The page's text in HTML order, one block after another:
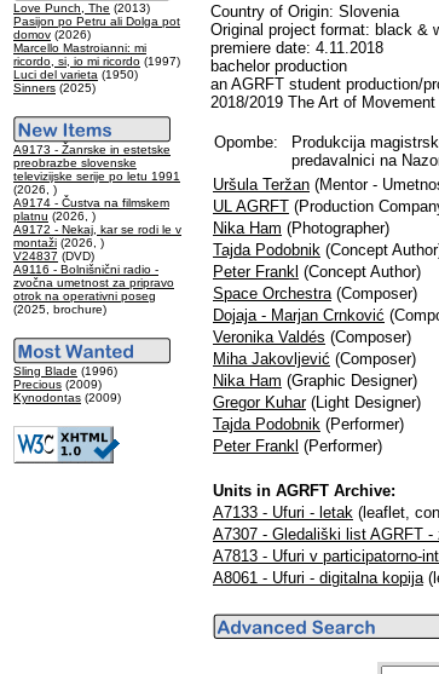
Love Punch, The (2013)
Pasijon po Petru ali Dolga pot
domov (2026)
Marcello Mastroianni: mi
ricordo, si, io mi ricordo (1997)
Luci del varieta (1950)
Sinners (2025)
A9173 - Žanrske in estetske
preobrazbe slovenske
televizijske serije po letu 1991
(2026, )
A9174 - Čustva na filmskem
platnu (2026, )
A9172 - Nekaj, kar se rodi le v
montaži (2026, )
V24837 (DVD)
A9116 - Bolnišnični radio -
zvočna umetnost za pripravo
otrok na operativni poseg
(2025, brochure)
Sling Blade (1996)
Precious (2009)
Kynodontas (2009)
Country of Origin: Slovenia
Original project format: black &
premiere date: 4.11.2018
bachelor production
an AGRFT student production/
2018/2019 The Art of
Opombe:
Produkcija
predavalnici na
Uršula Teržan (Mentor -
UL AGRFT (Production
Nika Ham (Photographer)
Tajda Podobnik (Concept
Peter Frankl (Concept Author)
Space Orchestra(Composer)
Dojaja - Marjan Crnković
Veronika Valdés (Composer)
Miha Jakovljević (Composer)
Nika Ham (Graphic Designer)
Gregor Kuhar(Light Designer)
Tajda Podobnik (Performer)
Peter Frankl (Performer)
Units in AGRFT Archive:
A7133 - Ufuri - letak (leaflet,
A7307 - Gledališki list AGRFT
A7813 - Ufuri v participatorno-
A8061 - Ufuri - digitalna kopija